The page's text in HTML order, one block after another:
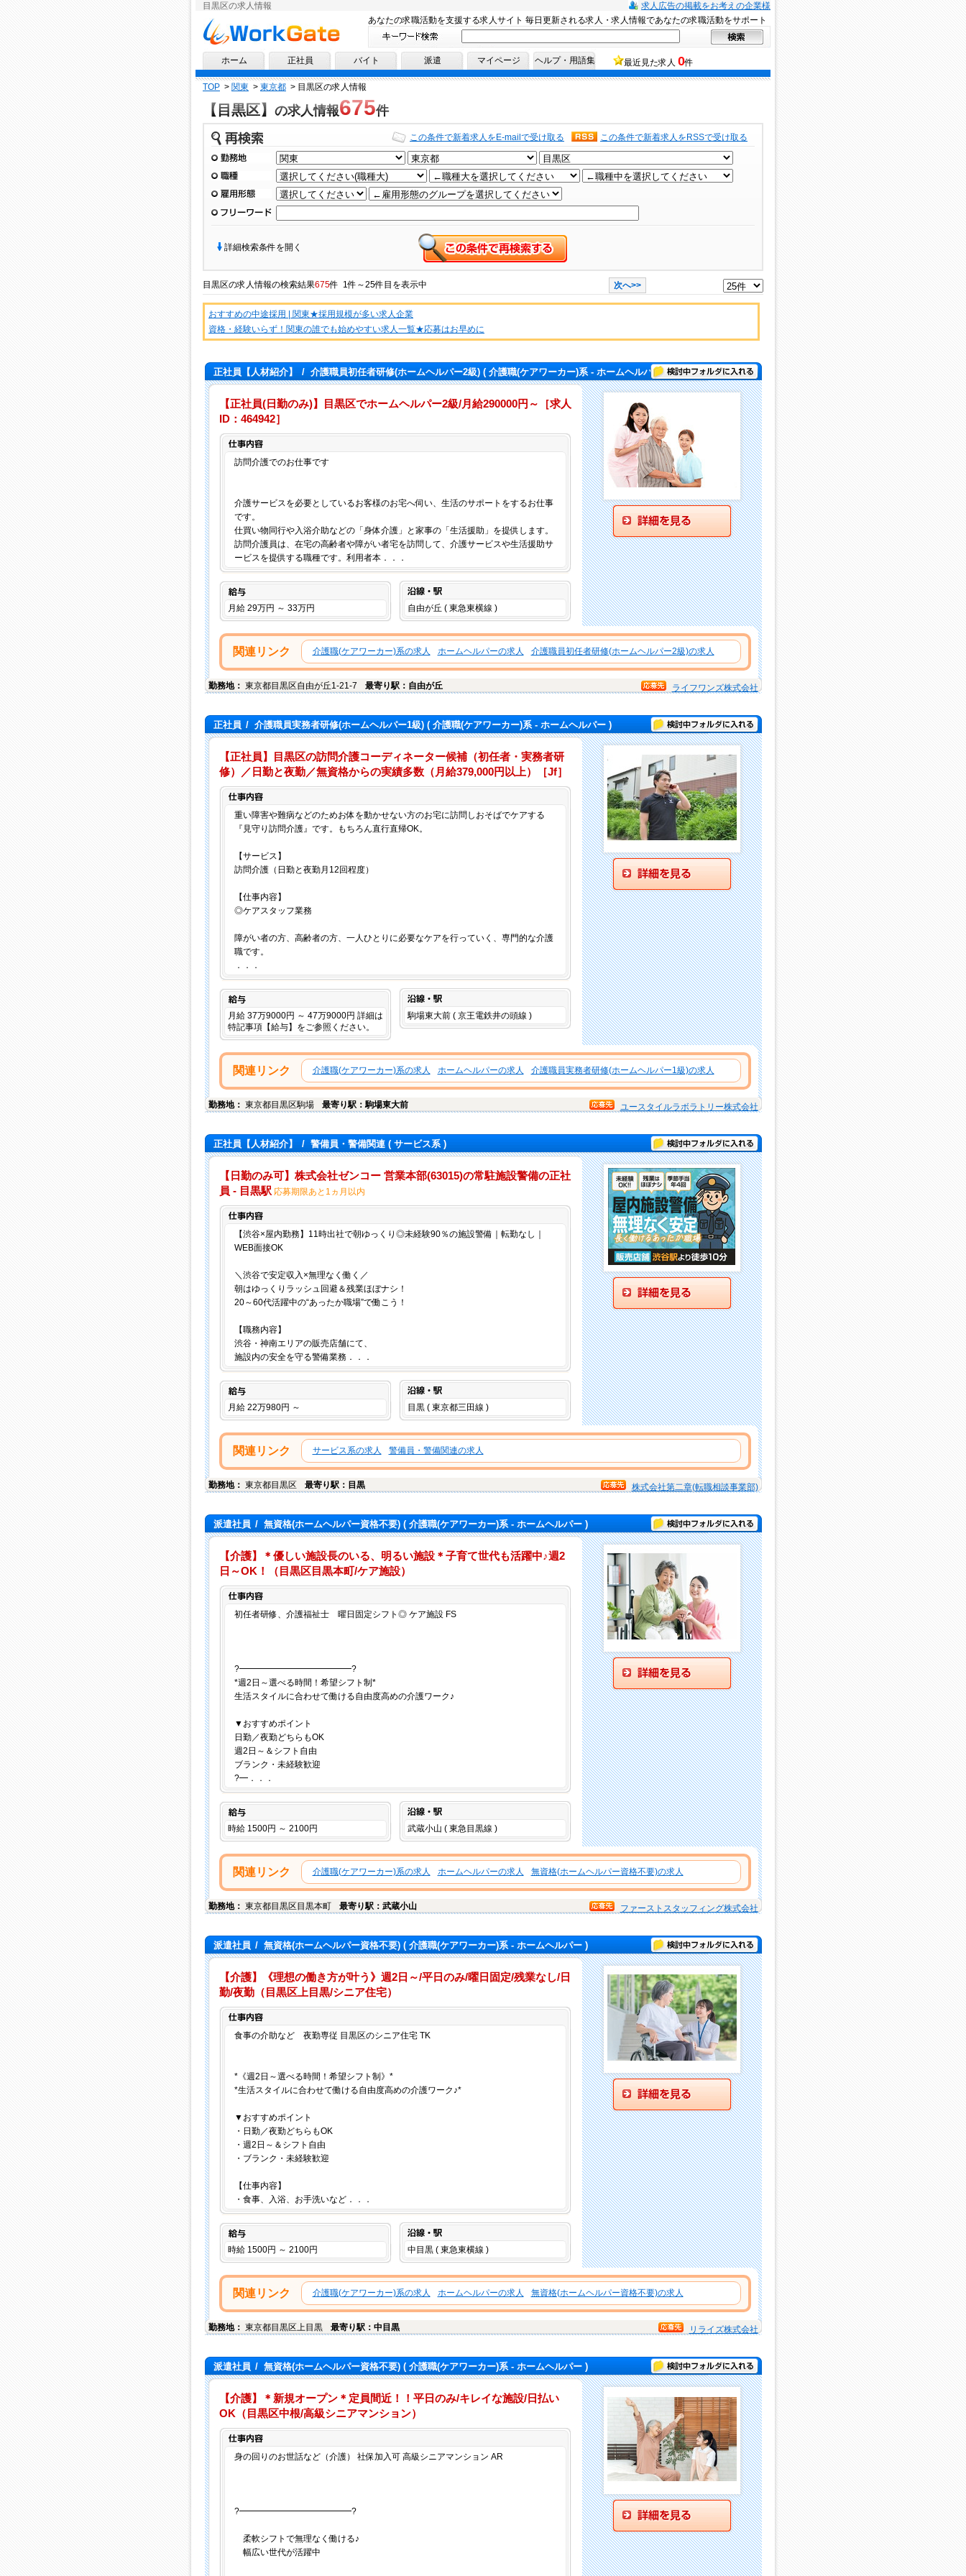
目黒区の求人情報
求人広告の掲載をお考えの企業様
求人情報ならワークゲートへ！
あなたの求職活動を支援する求人サイト 毎日更新される求人・求人情報であなたの求職活動をサポート
ホーム 正社員 バイト 派遣 マイページ ヘルプ・用語集 最近見た求人 0件
TOP > 関東 > 東京都 > 目黒区の求人情報
【目黒区】 の求人情報675件
再検索 この条件で新着求人をRSSで受け取る
この条件で新着求人をE-mailで受け取る
勤務地
職種
雇用形態
フリーワード
詳細検索条件を開く
目黒区の求人情報の検索結果675件 1件～25件目を表示中 次へ>>
おすすめの中途採用 | 関東★採用規模が多い求人企業
資格・経験いらず！関東の誰でも始めやすい求人一覧★応募はお早めに
正社員【人材紹介】 / 介護職員初任者研修(ホームヘルパー2級)( 介護職(ケアワーカー)系 - ホームヘルパー )検討中フォルダに入れる
【正社員(日勤のみ)】目黒区でホームヘルパー2級/月給290000円～［求人
ID：464942］
訪問介護でのお仕事です
介護サービスを必要としているお客様のお宅へ伺い、生活のサポートをするお仕事
です。
仕買い物同行や入浴介助などの「身体介護」と家事の「生活援助」を提供します。
訪問介護員は、在宅の高齢者や障がい者宅を訪問して、介護サービスや生活援助サ
ービスを提供する職種です。利用者本．．．
給与
月給 29万円 ～ 33万円 自由が丘 ( 東急東横線 )
関連リンク 介護職(ケアワーカー)系の求人 ホームヘルパーの求人 介護職員初任者研修(ホームヘルパー2級)の求人
勤務地： 東京都目黒区自由が丘1-21-7 最寄り駅：自由が丘 ライフワンズ株式会社
正社員 / 介護職員実務者研修(ホームヘルパー1級)( 介護職(ケアワーカー)系 - ホームヘルパー ) 検討中フォルダに入れる
【正社員】目黒区の訪問介護コーディネーター候補（初任者・実務者研
修）／日勤と夜勤／無資格からの実績多数（月給379,000円以上）［Jf］
重い障害や難病などのためお体を動かせない方のお宅に訪問しおそばでケアする
『見守り訪問介護』です。もちろん直行直帰OK。
【サービス】
訪問介護（日勤と夜勤月12回程度）
【仕事内容】
◎ケアスタッフ業務
障がい者の方、高齢者の方、一人ひとりに必要なケアを行っていく、専門的な介護
職です。
．．．
給与
月給 37万9000円 ～ 47万9000円 詳細は
特記事項【給与】をご参照ください。
駒場東大前 ( 京王電鉄井の頭線 )
関連リンク 介護職(ケアワーカー)系の求人 ホームヘルパーの求人 介護職員実務者研修(ホームヘルパー1級)の求人
勤務地： 東京都目黒区駒場 最寄り駅：駒場東大前 ユースタイルラボラトリー株式会社
正社員【人材紹介】 / 警備員・警備関連( サービス系 ) 検討中フォルダに入れる
【日勤のみ可】株式会社ゼンコー 営業本部(63015)の常駐施設警備の正社
員 - 目黒駅応募期限あと1ヵ月以内
【渋谷×屋内勤務】11時出社で朝ゆっくり◎未経験90％の施設警備｜転勤なし｜
WEB面接OK
＼渋谷で安定収入×無理なく働く／
朝はゆっくりラッシュ回避＆残業ほぼナシ！
20～60代活躍中の“あったか職場”で働こう！
【職務内容】
渋谷・神南エリアの販売店舗にて、
施設内の安全を守る警備業務．．．
給与
月給 22万980円 ～ 目黒 ( 東京都三田線 )
関連リンク サービス系の求人 警備員・警備関連の求人
勤務地： 東京都目黒区 最寄り駅：目黒 株式会社第二章(転職相談事業部)
派遣社員 / 無資格(ホームヘルパー資格不要)( 介護職(ケアワーカー)系 - ホームヘルパー ) 検討中フォルダに入れる
【介護】＊優しい施設長のいる、明るい施設＊子育て世代も活躍中♪週2
日～OK！（目黒区目黒本町/ケア施設）
初任者研修、介護福祉士 曜日固定シフト◎ ケア施設 FS
?━━━━━━━━━━━━━?
*週2日～選べる時間！希望シフト制*
生活スタイルに合わせて働ける自由度高めの介護ワーク♪
▼おすすめポイント
日勤／夜勤どちらもOK
週2日～＆シフト自由
ブランク・未経験歓迎
?━．．．
給与
時給 1500円 ～ 2100円 武蔵小山 ( 東急目黒線 )
関連リンク 介護職(ケアワーカー)系の求人 ホームヘルパーの求人 無資格(ホームヘルパー資格不要)の求人
勤務地： 東京都目黒区 目黒本町 最寄り駅：武蔵小山 ファーストスタッフィング株式会社
派遣社員 / 無資格(ホームヘルパー資格不要)( 介護職(ケアワーカー)系 - ホームヘルパー ) 検討中フォルダに入れる
【介護】《理想の働き方が叶う》週2日～/平日のみ/曜日固定/残業なし/日
勤/夜勤（目黒区上目黒/シニア住宅）
食事の介助など 夜勤専従 目黒区のシニア住宅 TK
*《週2日～選べる時間！希望シフト制》*
*生活スタイルに合わせて働ける自由度高めの介護ワーク♪*
▼おすすめポイント
・日勤／夜勤どちらもOK
・週2日～＆シフト自由
・ブランク・未経験歓迎
【仕事内容】
・食事、入浴、お手洗いなど．．．
給与
時給 1500円 ～ 2100円 中目黒 ( 東急東横線 )
関連リンク 介護職(ケアワーカー)系の求人 ホームヘルパーの求人 無資格(ホームヘルパー資格不要)の求人
勤務地： 東京都目黒区上目黒 最寄り駅：中目黒 リライズ株式会社
派遣社員 / 無資格(ホームヘルパー資格不要)( 介護職(ケアワーカー)系 - ホームヘルパー ) 検討中フォルダに入れる
【介護】＊新規オープン＊定員間近！！平日のみ/キレイな施設/日払い
OK（目黒区中根/高級シニアマンション）
身の回りのお世話など（介護） 社保加入可 高級シニアマンション AR
?━━━━━━━━━━━━━?
柔軟シフトで無理なく働ける♪
幅広い世代が活躍中